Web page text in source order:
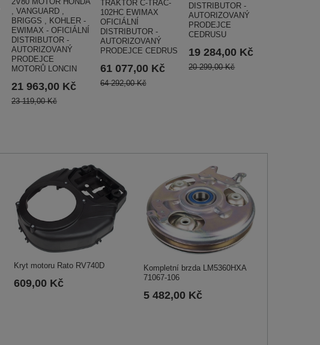
, VANGUARD ,
BRIGGS , KOHLER -
EWIMAX - OFICIÁLNÍ
DISTRIBUTOR -
AUTORIZOVANÝ
PRODEJCE
MOTORŮ LONCIN
21 963,00 Kč
23 119,00 Kč
TRAKTOR C-TRAC-
102HC EWIMAX
OFICIÁLNÍ
DISTRIBUTOR -
AUTORIZOVANÝ
PRODEJCE CEDRUS
61 077,00 Kč
64 292,00 Kč
DISTRIBUTOR -
AUTORIZOVANÝ
PRODEJCE
CEDRUSU
19 284,00 Kč
20 299,00 Kč
Kryt motoru Rato RV740D
609,00 Kč
Kompletní brzda LM5360HXA
71067-106
5 482,00 Kč